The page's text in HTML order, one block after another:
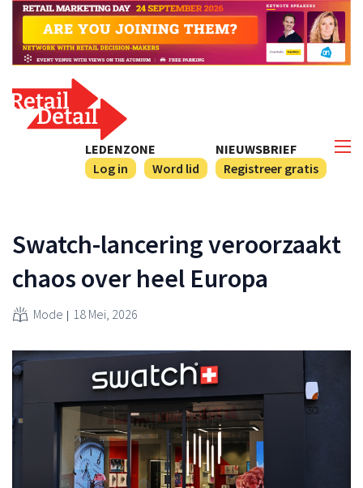
NIEUWSBRIEF
Registreer gratis
LEDENZONE
Log in
Word lid
Swatch-lancering veroorzaakt
chaos over heel Europa
Mode 18 Mei, 2026